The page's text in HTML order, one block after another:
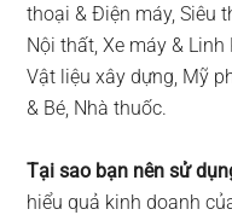
thoại & Điện máy, Siêu
Nội thất, Xe máy & Linh
Vật liệu xây dựng, Mỹ
& Bé, Nhà thuốc.
Tại sao bạn nên sử
hiểu quả kinh doanh